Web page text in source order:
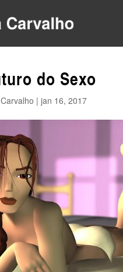
do Sexo
| jan 16, 2017